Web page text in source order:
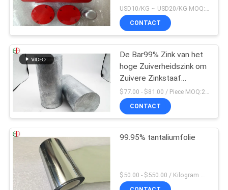
Rode Kleur van
Legeringenalu
USD10/KG ~ USD20/KG MOQ:50kg
CONTACT
De Bar99% Zink van het
hoge Zuiverheidszink om
Zuivere Zinkstaaf
100x100x200mm
$77.00 - $81.00 / Piece MOQ:2 zetels
CONTACT
99.95% tantaliumfolie
$50.00 - $550.00 / Kilogram MOQ:2 kilogram